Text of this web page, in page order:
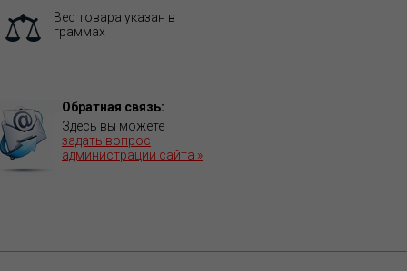
Вес товара указан в
граммах
Обратная связь:
Здесь вы можете
задать вопрос
администрации сайта »